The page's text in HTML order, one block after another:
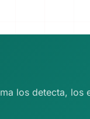
los detecta,